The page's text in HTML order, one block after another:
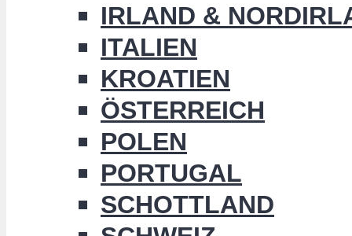
IRLAND &
ITALIEN
KROATIEN
ÖSTERREICH
POLEN
PORTUGAL
SCHOTTLAND